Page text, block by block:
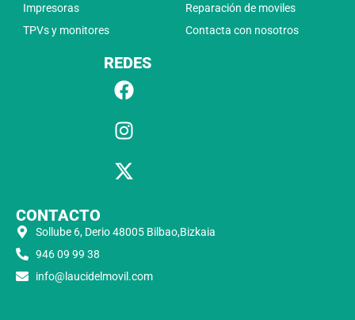
Impresoras
TPVs y monitores
Reparación de moviles
Contacta con nosotros
REDES
CONTACTO
Sollube 6, Derio 48005 Bilbao,Bizkaia
946 09 99 38
info@laucidelmovil.com